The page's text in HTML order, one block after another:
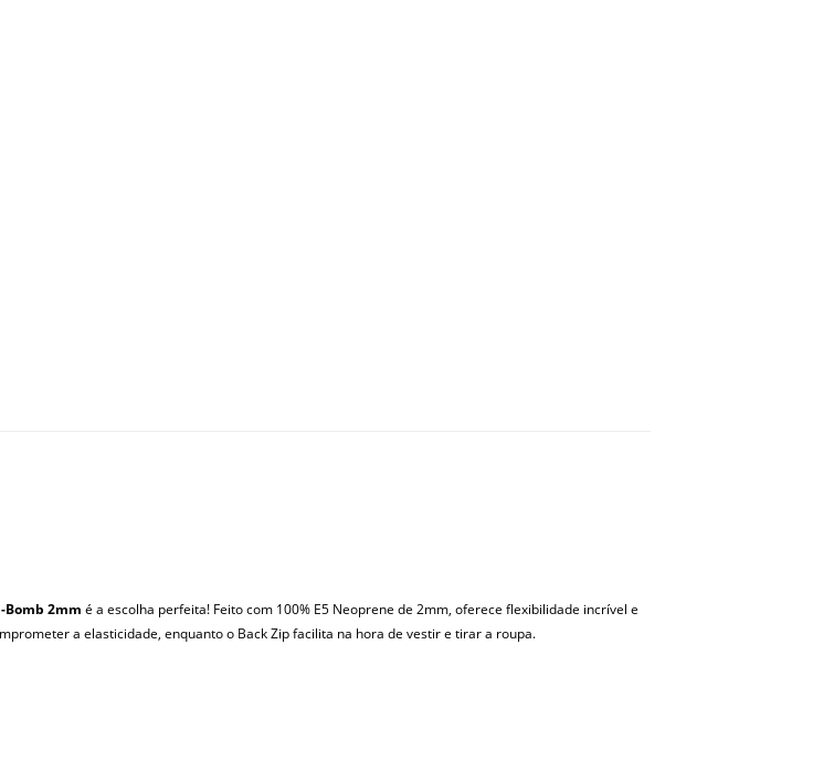
Bomb 2mm é a escolha perfeita! Feito com 100% E5 Neoprene de 2mm, oferece flexibilidade incrível e
a elasticidade, enquanto o Back Zip facilita na hora de vestir e tirar a roupa.